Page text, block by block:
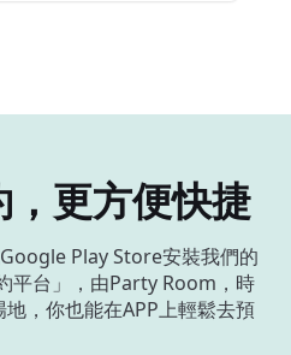
更方便快捷
Play Store安裝我們的
平台」，由Party Room，時
，你也能在APP上輕鬆去預